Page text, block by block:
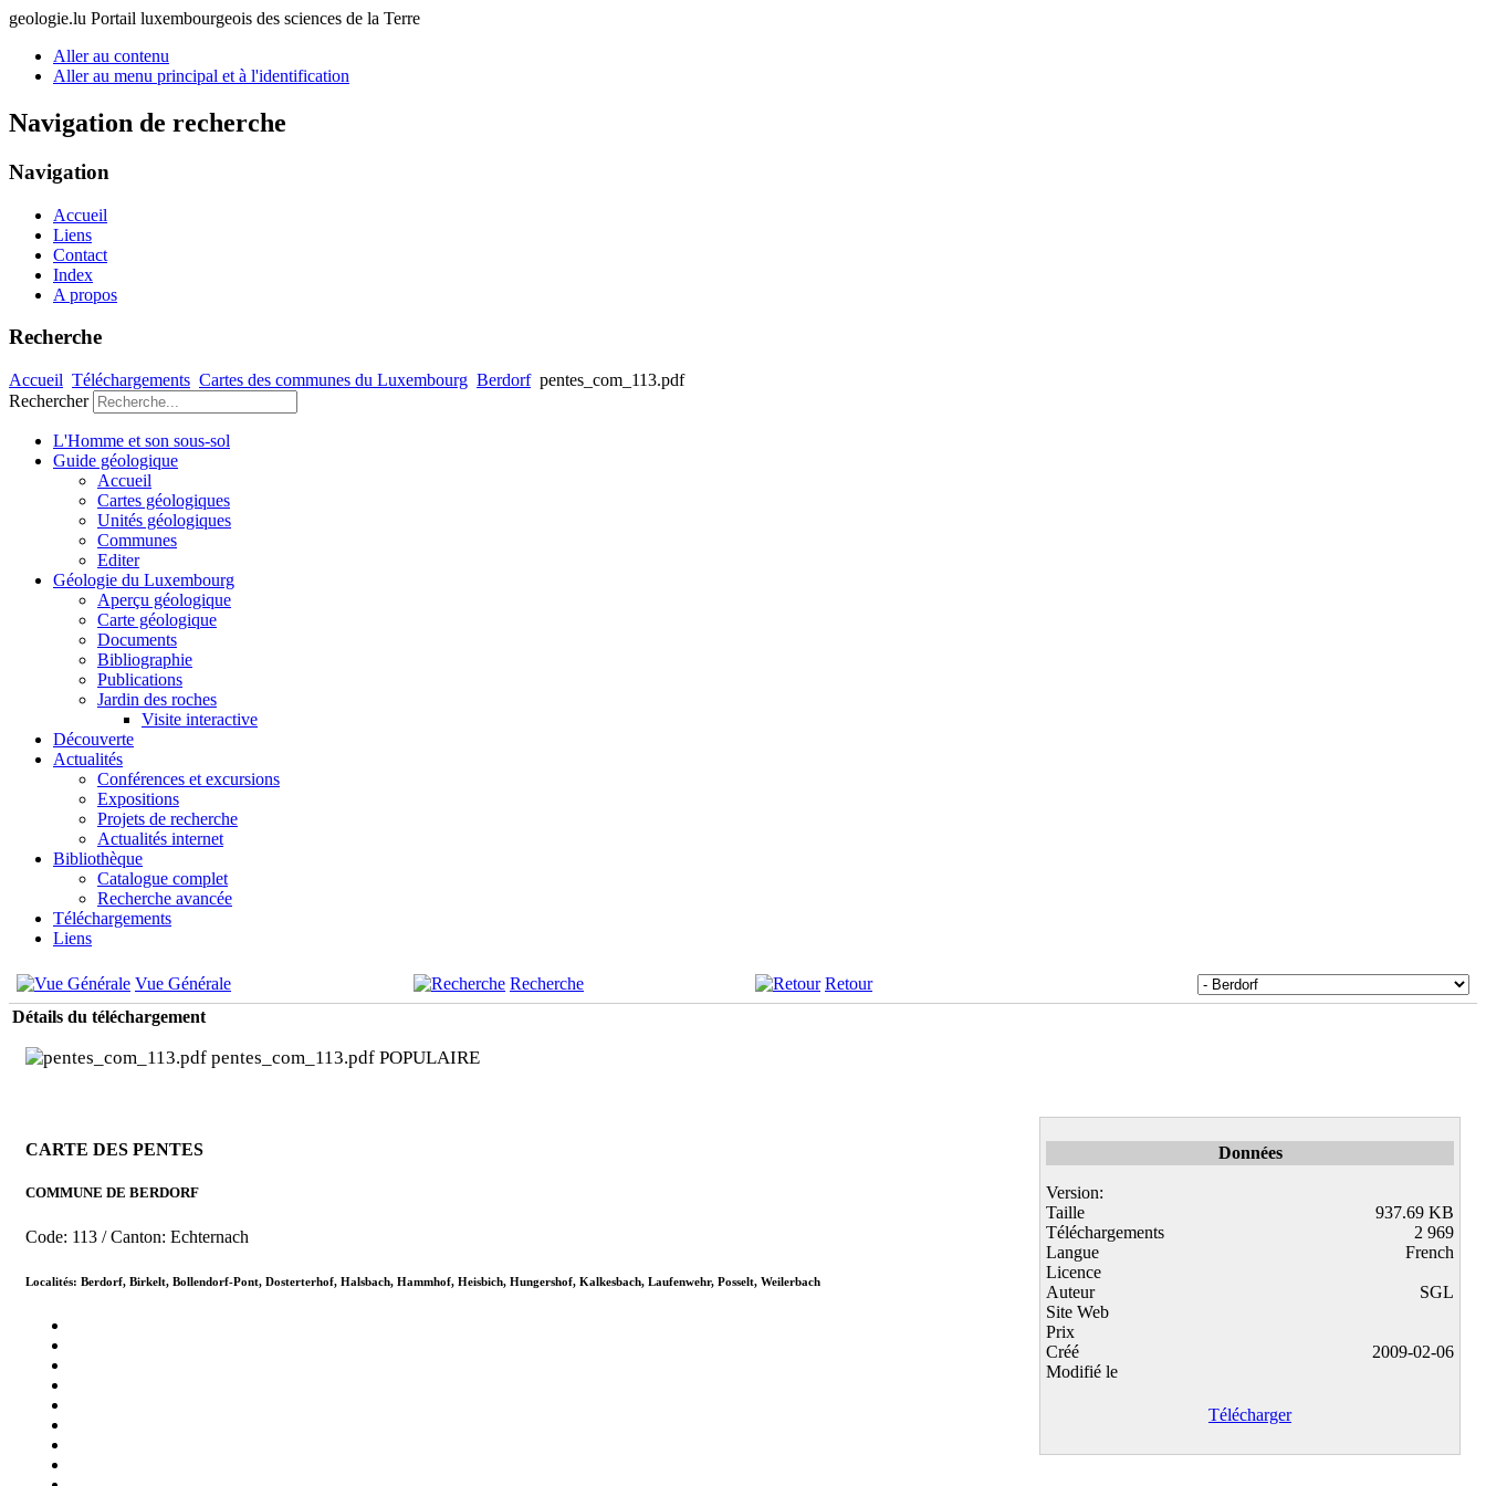
geologie.lu Portail luxembourgeois des sciences de la Terre
Aller au contenu
Aller au menu principal et à l'identification
Navigation de recherche
Navigation
Accueil
Liens
Contact
Index
A propos
Recherche
Accueil Téléchargements Cartes des communes du Luxembourg Berdorf pentes_com_113.pdf
Rechercher
L'Homme et son sous-sol
Guide géologique
Accueil
Cartes géologiques
Unités géologiques
Communes
Editer
Géologie du Luxembourg
Aperçu géologique
Carte géologique
Documents
Bibliographie
Publications
Jardin des roches
Visite interactive
Découverte
Actualités
Conférences et excursions
Expositions
Projets de recherche
Actualités internet
Bibliothèque
Catalogue complet
Recherche avancée
Téléchargements
Liens
Vue Générale Recherche
Retour
Détails du téléchargement
pentes_com_113.pdf POPULAIRE
CARTE DES PENTES
COMMUNE DE BERDORF
Code: 113 / Canton: Echternach
Localités: Berdorf, Birkelt, Bollendorf-Pont, Dosterterhof, Halsbach, Hammhof, Heisbich, Hungershof, Kalkesbach, Laufenwehr, Posselt, Weilerbach
Données
Version:
Taille
937.69 KB
Téléchargements
2 969
Langue
French
Licence
Auteur
SGL
Site Web
Prix
Créé
2009-02-06
Modifié le
Télécharger